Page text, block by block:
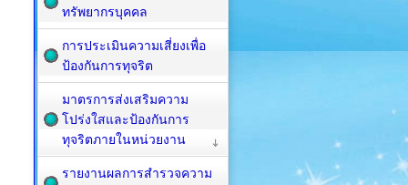
ทรัพยากรบุคคล
การประเมินความเสี่ยงเพื่อ
ป้องกันการทุจริต
มาตรการส่งเสริมความ
โปร่งใสและป้องกันการ
ทุจริตภายในหน่วยงาน
รายงานผลการสำรวจความ